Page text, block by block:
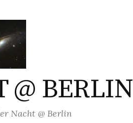
@ BERLIN
Nacht @ Berlin